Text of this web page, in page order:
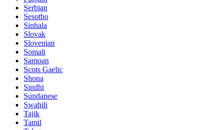
Serbian
Sesotho
Sinhala
Slovak
Slovenian
Somali
Samoan
Scots Gaelic
Shona
Sindhi
Sundanese
Swahili
Tajik
Tamil